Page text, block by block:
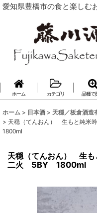
愛知県豊橋市の食と楽しむ
ホーム カテゴリ 品種で
ホーム > 日本酒 > 天穏／板倉酒造
> 天穏（てんおん） 生もと純
1800ml
天穏（てんおん） 生
二火 5BY 1800ml